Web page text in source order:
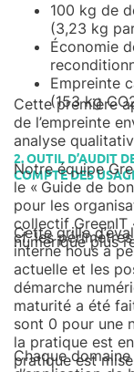
100 kg de
(3,23 kg
Économie
Empreinte
(153 kg
Cette première
de l’empreinte
analyse
2. OUTIL D’AUDIT
COMPTE DES
Notre équipe
le « Guide de
pour les
collectif GreenIT
numérique plus
cf. les
Cette grille
interne nous a
actuelle et les
démarche
maturité a été
sont 0 pour une
la pratique est
pratique est
Chaque